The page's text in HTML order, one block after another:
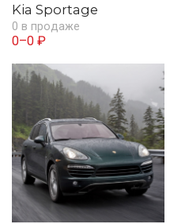
Kia Sportage
0 в продаже
0–0 ₽